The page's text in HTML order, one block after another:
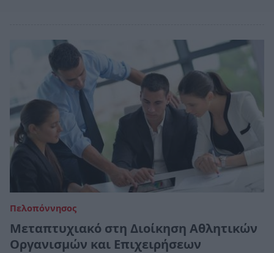
Πελοπόννησος
Μεταπτυχιακό στη Διοίκηση Αθλητικών
Οργανισμών και Επιχειρήσεων